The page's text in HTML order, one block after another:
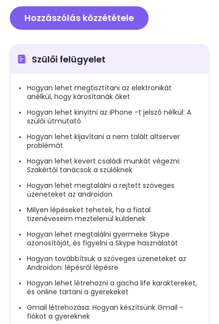
Szülői felügyelet
Hogyan lehet megtisztítani az elektronikát
anélkül, hogy károsítanák őket
Hogyan lehet kinyitni az iPhone -t jelszó nélkül: A
szülői útmutató
Hogyan lehet kijavítani a nem talált altserver
problémát
Hogyan lehet kevert családi munkát végezni:
Szakértői tanácsok a szülőknek
Hogyan lehet megtalálni a rejtett szöveges
üzeneteket az androidon
Milyen lépéseket tehetek, ha a fiatal
tizenéveseim meztelenül küldenek
Hogyan lehet megtalálni gyermeke Skype
azonosítóját, és figyelni a Skype használatát
Hogyan továbbítsuk a szöveges üzeneteket az
Androidon: lépésről lépésre
Hogyan lehet létrehozni a gacha life karaktereket,
és online tartani a gyerekeket
Gmail létrehozása: Hogyan készítsünk Gmail -
fiókot a gyereknek